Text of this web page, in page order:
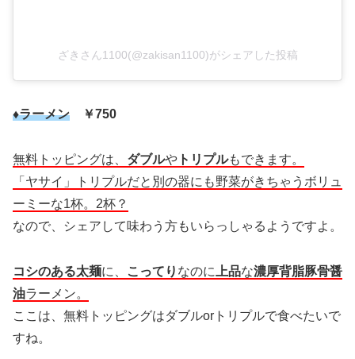
ざきさん1100(@zakisan1100)がシェアした投稿
♦ラーメン ￥750
無料トッピングは、 ダブルや トリプルもできます。
「ヤサイ」トリプルだと別の器にも野菜がきちゃうボリュ
ーミーな1杯。2杯？
なので、シェアして味わう方もいらっしゃるようですよ。
コシのある太麺に、 こってり なのに 上品な濃厚背脂豚骨醤
油ラーメン。
ここは、無料トッピングはダブルorトリプルで食べたいで
すね。